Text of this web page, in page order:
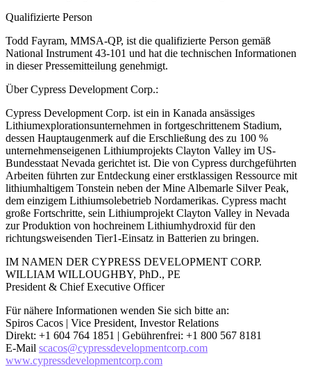
Qualifizierte Person
Todd Fayram, MMSA-QP, ist die qualifizierte Person gemäß
National Instrument 43-101 und hat die technischen Informationen
in dieser Pressemitteilung genehmigt.
Über Cypress Development Corp.:
Cypress Development Corp. ist ein in Kanada ansässiges
Lithiumexplorationsunternehmen in fortgeschrittenem Stadium,
dessen Hauptaugenmerk auf die Erschließung des zu 100 %
unternehmenseigenen Lithiumprojekts Clayton Valley im US-
Bundesstaat Nevada gerichtet ist. Die von Cypress durchgeführten
Arbeiten führten zur Entdeckung einer erstklassigen Ressource mit
lithiumhaltigem Tonstein neben der Mine Albemarle Silver Peak,
dem einzigem Lithiumsolebetrieb Nordamerikas. Cypress macht
große Fortschritte, sein Lithiumprojekt Clayton Valley in Nevada
zur Produktion von hochreinem Lithiumhydroxid für den
richtungsweisenden Tier1-Einsatz in Batterien zu bringen.
IM NAMEN DER CYPRESS DEVELOPMENT CORP.
WILLIAM WILLOUGHBY, PhD., PE
President & Chief Executive Officer
Für nähere Informationen wenden Sie sich bitte an:
Spiros Cacos | Vice President, Investor Relations
Direkt: +1 604 764 1851 | Gebührenfrei: +1 800 567 8181
E-Mail scacos@cypressdevelopmentcorp.com
www.cypressdevelopmentcorp.com